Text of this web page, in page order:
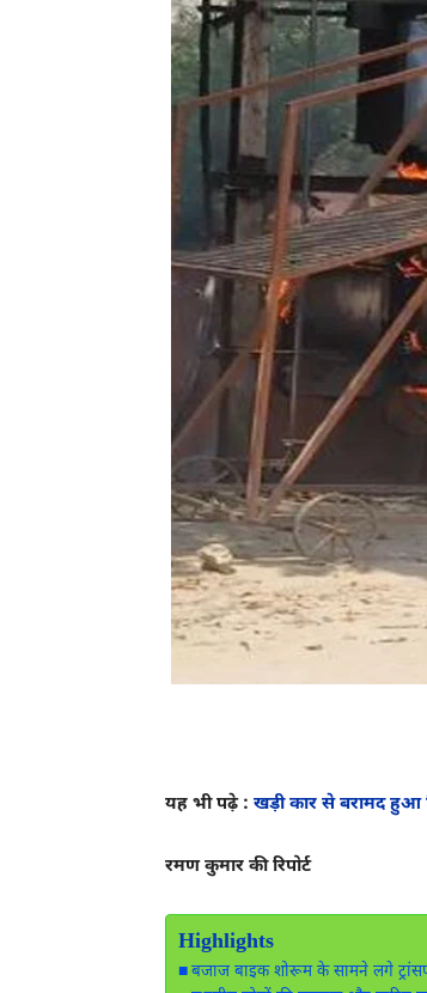
यह भी पढ़े : खड़ी कार से बरामद हुआ
रमण कुमार की रिपोर्ट
Highlights
बजाज बाइक शोरूम के सामने लगे